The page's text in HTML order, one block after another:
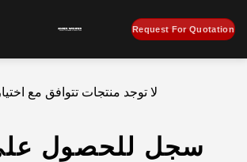
للمحتوى
Request For Quotation
لا توجد منتجات تتوافق مع
سجل للحصول